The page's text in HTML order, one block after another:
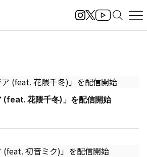
(feat. 花隈千冬)」を配信開始